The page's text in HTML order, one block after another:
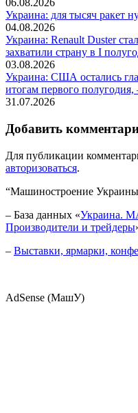
06.08.2026
Украина: для тысяч ракет
04.08.2026
Украина: Renault Duster
захватили страну в I
03.08.2026
Украина: США остались
итогам первого полугодия,
31.07.2026
Добавить
Для публикации
авторизоваться.
“Машиностроение
– База данных «Украина.
Производители и трейдеры
– Выставки, ярмарки,
AdSense (МашУ)